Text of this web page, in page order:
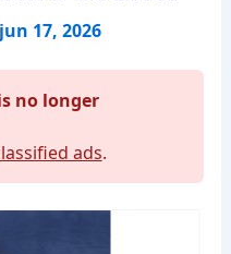
jun 17, 2026
no longer
ads.